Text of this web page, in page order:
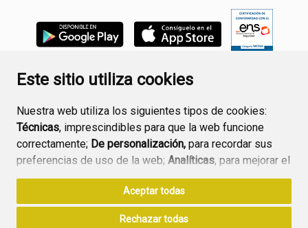
Este sitio utiliza cookies
Nuestra web utiliza los siguientes tipos de cookies:
Técnicas, imprescindibles para que la web funcione
correctamente; De personalización, para recordar sus
preferencias de uso de la web; Analíticas, para mejorar el
funcionamiento de la web y sus servicios.
Si acepta pulsando el botón“Aceptar todas”
consideramos que acepta su uso. Si pulsa el botón
Aceptar todas
Rechazar todas